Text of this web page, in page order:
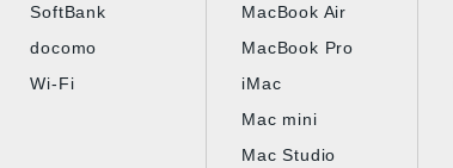
SoftBank
docomo
Wi-Fi
MacBook Air
MacBook Pro
iMac
Mac mini
Mac Studio